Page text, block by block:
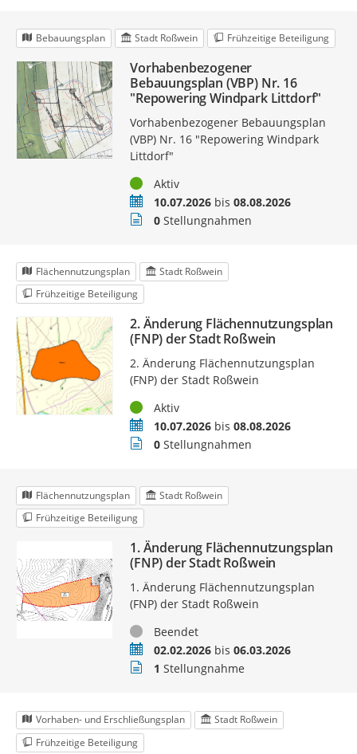
Bebauungsplan Stadt Roßwein Frühzeitige Beteiligung
Vorhabenbezogener
Bebauungsplan (VBP) Nr. 16
"Repowering Windpark Littdorf"
Vorhabenbezogener Bebauungsplan
(VBP) Nr. 16 "Repowering Windpark
Littdorf"
StatusAktiv
Zeitraum10.07.2026bis 08.08.2026
Stellungnahmen
0Stellungnahmen
Flächennutzungsplan
Stadt Roßwein
Frühzeitige Beteiligung
2. Änderung Flächennutzungsplan
(FNP) der Stadt Roßwein
2. Änderung Flächennutzungsplan
(FNP) der Stadt Roßwein
StatusAktiv
Zeitraum10.07.2026bis 08.08.2026
Stellungnahmen
0Stellungnahmen
Flächennutzungsplan
Stadt Roßwein
Frühzeitige Beteiligung
1. Änderung Flächennutzungsplan
(FNP) der Stadt Roßwein
1. Änderung Flächennutzungsplan
(FNP) der Stadt Roßwein
StatusBeendet
Zeitraum02.02.2026bis 06.03.2026
Stellungnahmen
1 Stellungnahme
Vorhaben- und Erschließungsplan
Stadt Roßwein
Frühzeitige Beteiligung